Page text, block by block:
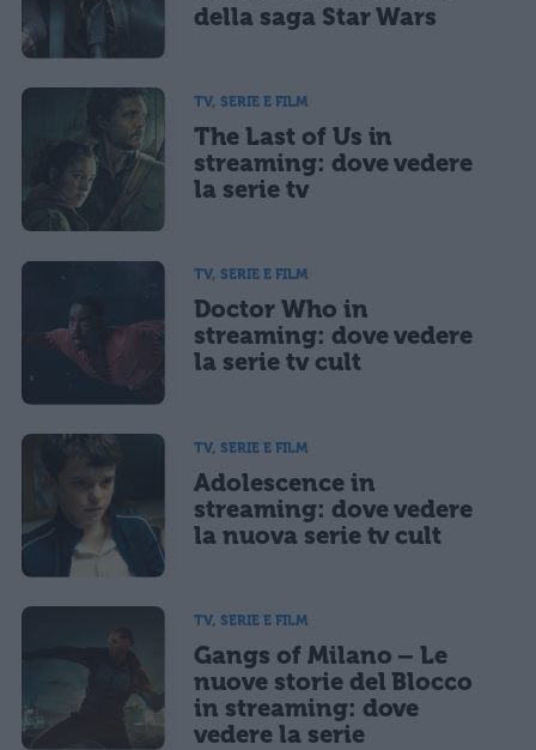
della saga Star Wars
TV, SERIE E FILM
The Last of Us in
streaming: dove vedere
la serie tv
TV, SERIE E FILM
Doctor Who in
streaming: dove vedere
la serie tv cult
TV, SERIE E FILM
Adolescence in
streaming: dove vedere
la nuova serie tv cult
TV, SERIE E FILM
Gangs of Milano – Le
nuove storie del Blocco
in streaming: dove
vedere la serie